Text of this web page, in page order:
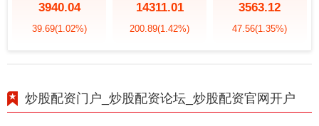
3940.04
39.69(1.02%)
14311.01
200.89(1.42%)
3563.12
47.56(1.35%)
炒股配资门户_炒股配资论坛_炒股配资官网开户